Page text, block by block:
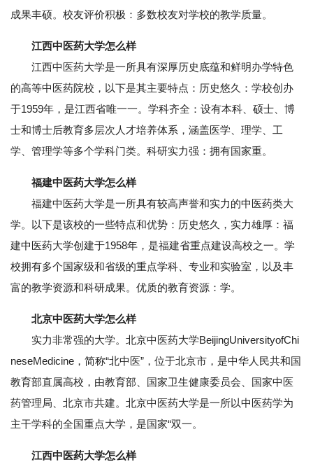
成果丰硕。校友评价积极：多数校友对学校的教学质量。
江西中医药大学怎么样
江西中医药大学是一所具有深厚历史底蕴和鲜明办学特色
的高等中医药院校，以下是其主要特点：历史悠久：学校创办
于1959年，是江西省唯一一。学科齐全：设有本科、硕士、博
士和博士后教育多层次人才培养体系，涵盖医学、理学、工
学、管理学等多个学科门类。科研实力强：拥有国家重。
福建中医药大学怎么样
福建中医药大学是一所具有较高声誉和实力的中医药类大
学。以下是该校的一些特点和优势：历史悠久，实力雄厚：福
建中医药大学创建于1958年，是福建省重点建设高校之一。学
校拥有多个国家级和省级的重点学科、专业和实验室，以及丰
富的教学资源和科研成果。优质的教育资源：学。
北京中医药大学怎么样
实力非常强的大学。北京中医药大学BeijingUniversityofChi
neseMedicine，简称“北中医”，位于北京市，是中华人民共和国
教育部直属高校，由教育部、国家卫生健康委员会、国家中医
药管理局、北京市共建。北京中医药大学是一所以中医药学为
主干学科的全国重点大学，是国家“双一。
江西中医药大学怎么样